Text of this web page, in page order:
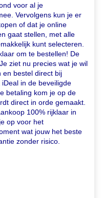
voor al je
Vervolgens kun je er
of dat je online
gaat stellen, met alle
kunt selecteren.
om te bestellen! De
ziet nu precies wat je wil
en bestel direct bij
iDeal in de beveiligde
betaling kom je op de
direct in orde gemaakt.
100% rijklaar in
op voor het
wat jouw het beste
zonder risico.